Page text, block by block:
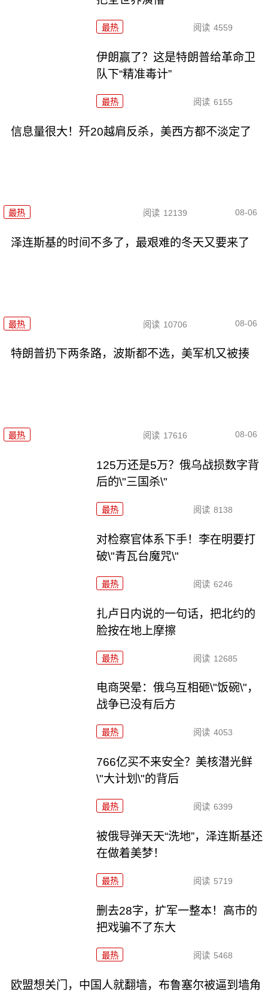
最热 阅读 4559
伊朗赢了？这是特朗普给革命卫
队下“精准毒计”
最热 阅读 6155
信息量很大！歼20越肩反杀，美西方都不淡定了
最热 阅读 12139 08-06
泽连斯基的时间不多了，最艰难的冬天又要来了
最热 阅读 10706 08-06
特朗普扔下两条路，波斯都不选，美军机又被揍
最热 阅读 17616 08-06
125万还是5万？俄乌战损数字背
后的\"三国杀\"
最热 阅读 8138
对检察官体系下手！李在明要打
破\"青瓦台魔咒\"
最热 阅读 6246
扎卢日内说的一句话，把北约的
脸按在地上摩擦
最热 阅读 12685
电商哭晕：俄乌互相砸\"饭碗\"，
战争已没有后方
最热 阅读 4053
766亿买不来安全？美核潜光鲜
\"大计划\"的背后
最热 阅读 6399
被俄导弹天天“洗地”，泽连斯基还
在做着美梦！
最热 阅读 5719
删去28字，扩军一整本！高市的
把戏骗不了东大
最热 阅读 5468
欧盟想关门，中国人就翻墙，布鲁塞尔被逼到墙角